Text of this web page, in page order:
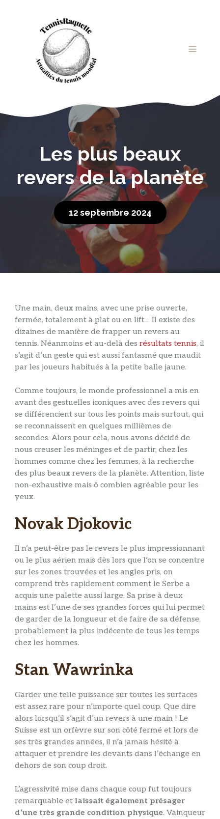
MENU
Les plus beaux
revers de la planète
12 septembre 2024
Une main, deux mains, avec une prise ouverte,
fermée, totalement à plat ou en lift… Il existe des
dizaines de manière de frapper un revers au
tennis. Néanmoins et au-delà des résultats tennis, il
s’agit d’un geste qui est aussi fantasmé que maudit
par les joueurs habitués à la petite balle jaune.
Comme toujours, le monde professionnel a mis en
avant des gestuelles iconiques avec des revers qui
se différencient sur tous les points mais surtout, qui
se reconnaissent en quelques millièmes de
secondes. Alors pour cela, nous avons décidé de
nous creuser les méninges et de partir, chez les
hommes comme chez les femmes, à la recherche
des plus beaux revers de la planète. Attention, liste
non-exhaustive mais ô combien agréable pour les
yeux.
Novak Djokovic
Il n’a peut-être pas le revers le plus impressionnant
ou le plus aérien mais dès lors que l’on se concentre
sur les zones trouvées et les angles pris, on
comprend très rapidement comment le Serbe a
acquis une palette aussi large. Sa prise à deux
mains est l’une de ses grandes forces qui lui permet
de garder de la longueur et de faire de sa défense,
probablement la plus indécente de tous les temps
chez les hommes.
Stan Wawrinka
Garder une telle puissance sur toutes les surfaces
est assez rare pour n’importe quel coup. Que dire
alors lorsqu’il s’agit d’un revers à une main ! Le
Suisse est un orfèvre sur son côté fermé et lors de
ses très grandes années, il n’a jamais hésité à
attaquer et prendre les devants dans l’échange en
dehors de son coup droit.
L’agressivité mise dans chaque coup fut toujours
remarquable et laissait également présager
d’une très grande condition physique. Vainqueur